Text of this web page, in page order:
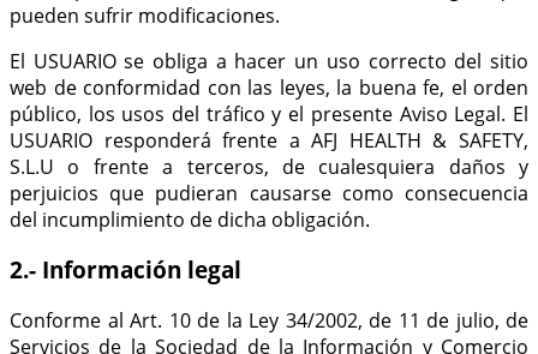
pueden sufrir modificaciones.
El USUARIO se obliga a hacer un uso correcto del sitio
web de conformidad con las leyes, la buena fe, el orden
público, los usos del tráfico y el presente Aviso Legal. El
USUARIO responderá frente a AFJ HEALTH & SAFETY,
S.L.U o frente a terceros, de cualesquiera daños y
perjuicios que pudieran causarse como consecuencia
del incumplimiento de dicha obligación.
2.- Información legal
Conforme al Art. 10 de la Ley 34/2002, de 11 de julio, de
Servicios de la Sociedad de la Información y Comercio